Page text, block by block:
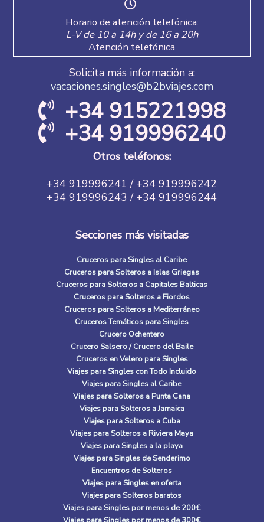
Horario de atención telefónica:
L-V de 10 a 14h y de 16 a 20h
Atención telefónica
Solicita más información a:
vacaciones.singles@b2bviajes.com
+34 915221998
+34 919996240
Otros teléfonos:
+34 919996241 / +34 919996242
+34 919996243 / +34 919996244
Secciones más visitadas
Cruceros para Singles al Caribe
Cruceros para Solteros a Islas Griegas
Cruceros para Solteros a Capitales Balticas
Cruceros para Solteros a Fiordos
Cruceros para Solteros a Mediterráneo
Cruceros Temáticos para Singles
Crucero Ochentero
Crucero Salsero / Crucero del Baile
Cruceros en Velero para Singles
Viajes para Singles con Todo Incluido
Viajes para Singles al Caribe
Viajes para Solteros a Punta Cana
Viajes para Solteros a Jamaica
Viajes para Solteros a Cuba
Viajes para Solteros a Riviera Maya
Viajes para Singles a la playa
Viajes para Singles de Senderimo
Encuentros de Solteros
Viajes para Singles en oferta
Viajes para Solteros baratos
Viajes para Singles por menos de 200€